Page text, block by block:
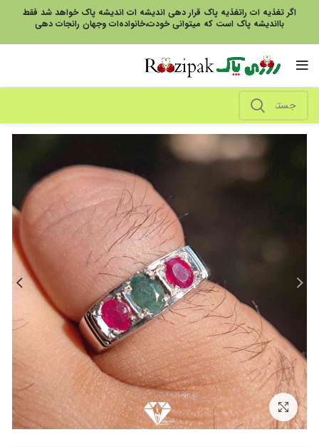
اگر تغذیه ات راتغذیه پاک قرار دهی اندیشه ات اندیشه پاک خواهد شد فقط
بااندیشه پاک است که میتوانی خودت،خانواده‌ات وجهان رانجات دهی
بزرگنمایی تصویر